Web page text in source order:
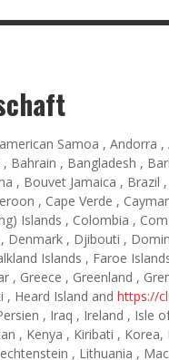
Samoa , Andorra
Bahrain , Bangladesh ,
, Bouvet Jamaica ,
, Cape Verde ,
Islands , Colombia ,
Denmark , Djibouti ,
Islands , Faroe
, Greece , Greenland ,
, Heard Island and https://
, Iraq , Ireland , Isle
, Kenya , Kiribati ,
, Lithuania ,